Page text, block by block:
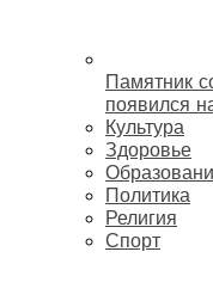
Памятник
появился
Культура
Здоровье
Политика
Религия
Спорт